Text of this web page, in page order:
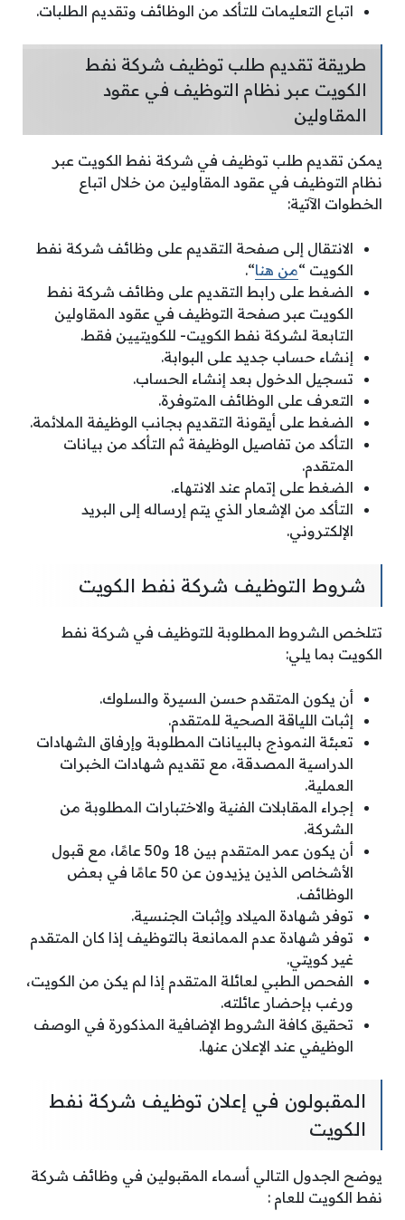
اتباع التعليمات للتأكد من الوظائف وتقديم الطلبات.
طريقة تقديم طلب توظيف شركة نفط
الكويت عبر نظام التوظيف في عقود
المقاولين
يمكن تقديم طلب توظيف في شركة نفط الكويت عبر
نظام التوظيف في عقود المقاولين من خلال اتباع
الخطوات الآتية:
الانتقال إلى صفحة التقديم على وظائف شركة نفط
الكويت “من هنا“.
الضغط على رابط التقديم على وظائف شركة نفط
الكويت عبر صفحة التوظيف في عقود المقاولين
التابعة لشركة نفط الكويت- للكويتيين فقط.
إنشاء حساب جديد على البوابة.
تسجيل الدخول بعد إنشاء الحساب.
التعرف على الوظائف المتوفرة.
الضغط على أيقونة التقديم بجانب الوظيفة الملائمة.
التأكد من تفاصيل الوظيفة ثم التأكد من بيانات
المتقدم.
الضغط على إتمام عند الانتهاء.
التأكد من الإشعار الذي يتم إرساله إلى البريد
الإلكتروني.
شروط التوظيف شركة نفط الكويت
تتلخص الشروط المطلوبة للتوظيف في شركة نفط
الكويت بما يلي:
أن يكون المتقدم حسن السيرة والسلوك.
إثبات اللياقة الصحية للمتقدم.
تعبئة النموذج بالبيانات المطلوبة وإرفاق الشهادات
الدراسية المصدقة، مع تقديم شهادات الخبرات
العملية.
إجراء المقابلات الفنية والاختبارات المطلوبة من
الشركة.
أن يكون عمر المتقدم بين 18 و50 عامًا، مع قبول
الأشخاص الذين يزيدون عن 50 عامًا في بعض
الوظائف.
توفر شهادة الميلاد وإثبات الجنسية.
توفر شهادة عدم الممانعة بالتوظيف إذا كان المتقدم
غير كويتي.
الفحص الطبي لعائلة المتقدم إذا لم يكن من الكويت،
ورغب بإحضار عائلته.
تحقيق كافة الشروط الإضافية المذكورة في الوصف
الوظيفي عند الإعلان عنها.
المقبولون في إعلان توظيف شركة نفط
الكويت
يوضح الجدول التالي أسماء المقبولين في وظائف شركة
نفط الكويت للعام :